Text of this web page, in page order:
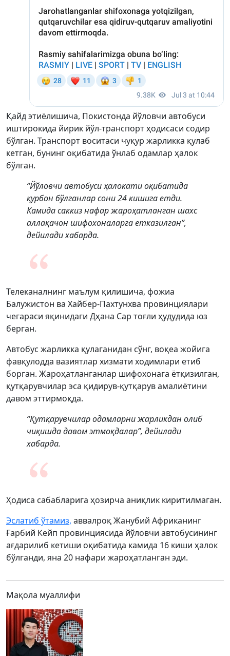
Қайд этиёлишича, Покистонда йўловчи автобуси
иштирокида йирик йўл-транспорт ҳодисаси содир
бўлган. Транспорт воситаси чуқур жарликка қулаб
кетган, бунинг оқибатида ўнлаб одамлар ҳалок
бўлган.
“Йўловчи автобуси ҳалокати оқибатида
қурбон бўлганлар сони 24 кишига етди.
Камида саккиз нафар жароҳатланган шахс
аллақачон шифохоналарга етказилган”,
дейилади хабарда.
Телеканалнинг маълум қилишича, фожиа
Балужистон ва Хайбер-Пахтунхва провинциялари
чегараси яқинидаги Дҳана Сар тоғли ҳудудида юз
берган.
Автобус жарликка қулаганидан сўнг, воқеа жойига
фавқулодда вазиятлар хизмати ходимлари етиб
борган. Жароҳатланганлар шифохонага ётқизилган,
қутқарувчилар эса қидирув-қутқарув амалиётини
давом эттирмоқда.
“Қутқарувчилар одамларни жарликдан олиб
чиқишда давом этмоқдалар”, дейилади
хабарда.
Ҳодиса сабабларига ҳозирча аниқлик киритилмаган.
Эслатиб ўтамиз, аввалроқ Жанубий Африканинг
Ғарбий Кейп провинциясида йўловчи автобусининг
ағдарилиб кетиши оқибатида камида 16 киши ҳалок
бўлганди, яна 20 нафари жароҳатланган эди.
Мақола муаллифи